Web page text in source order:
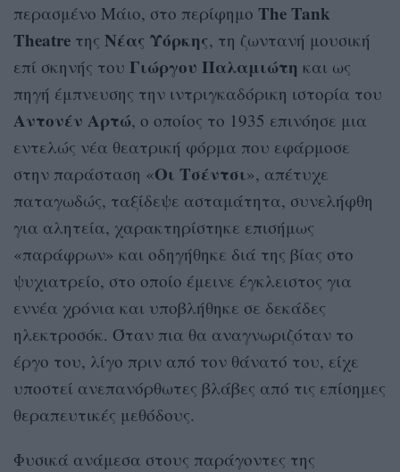
περασμένο Μάιο, στο περίφημο The Tank
Theatre της Νέας Υόρκης, τη ζωντανή μουσική
επί σκηνής του Γιώργου Παλαμιώτη και ως
πηγή έμπνευσης την ιντριγκαδόρικη ιστορία του
Αντονέν Αρτώ, ο οποίος το 1935 επινόησε μια
εντελώς νέα θεατρική φόρμα που εφάρμοσε
στην παράσταση «Οι Τσέντσι», απέτυχε
παταγωδώς, ταξίδεψε ασταμάτητα, συνελήφθη
για αλητεία, χαρακτηρίστηκε επισήμως
«παράφρων» και οδηγήθηκε διά της βίας στο
ψυχιατρείο, στο οποίο έμεινε έγκλειστος για
εννέα χρόνια και υποβλήθηκε σε δεκάδες
ηλεκτροσόκ. Όταν πια θα αναγνωριζόταν το
έργο του, λίγο πριν από τον θάνατό του, είχε
υποστεί ανεπανόρθωτες βλάβες από τις επίσημες
θεραπευτικές μεθόδους.
Φυσικά ανάμεσα στους παράγοντες της